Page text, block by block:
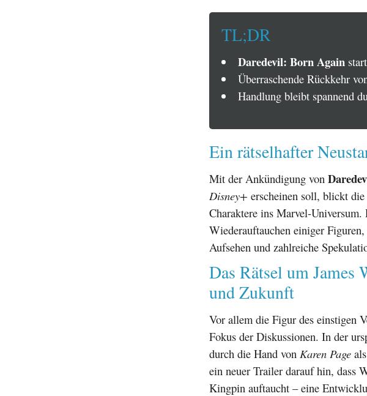
TL;DR
Daredevil: Born Again
Überraschende Rückkehr
Handlung bleibt spannend
Ein rätselhafter
Mit der Ankündigung von
Disney+ erscheinen soll, blickt
Charaktere ins Marvel-
Wiederauftauchen einiger
Aufsehen und zahlreiche
Das Rätsel um James
und Zukunft
Vor allem die Figur des einstigen
Fokus der Diskussionen. In der
durch die Hand von Karen Page
ein neuer Trailer darauf hin, dass
Kingpin auftaucht – eine